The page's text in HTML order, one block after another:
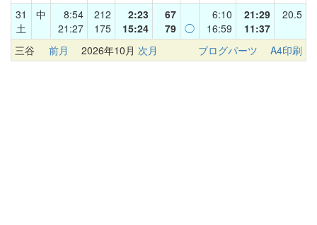
31
土
中
8:54
21:27
212
175
2:23
15:24
67
79 ◯
6:10
16:59
21:29
11:37
20.5
三谷 前月 2026年10月 次月 ブログパーツ A4印刷